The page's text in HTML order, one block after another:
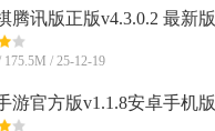
腾讯版正版v4.3.0.2 最新版
/ 25-12-19
游官方版v1.1.8安卓手机版